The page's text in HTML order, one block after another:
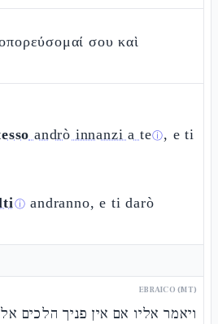
σου καὶ
andrò innanzi a teⓘ, e ti
ⓘ andranno, e ti darò
EBRAICO (MT)
ויאמר אליו אם אין פניך הלכים